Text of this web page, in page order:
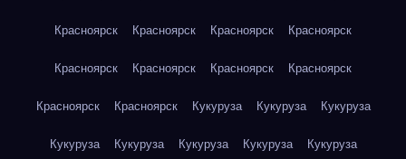
Красноярск Красноярск Красноярск Красноярск
Красноярск Красноярск Красноярск Красноярск
Красноярск Красноярск Кукуруза Кукуруза Кукуруза
Кукуруза Кукуруза Кукуруза Кукуруза Кукуруза